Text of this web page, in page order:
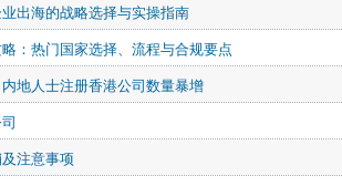
出海的战略选择与实操指南
：热门国家选择、流程与合规要点
地人士注册香港公司数量暴增
注意事项